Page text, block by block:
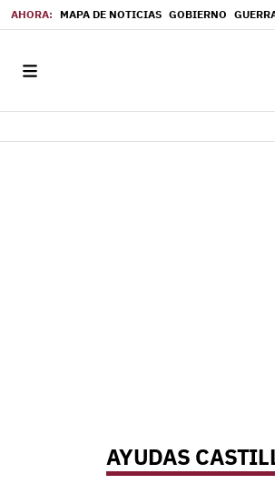
MAPA DE NOTICIAS GOBIERNO
AYUDAS